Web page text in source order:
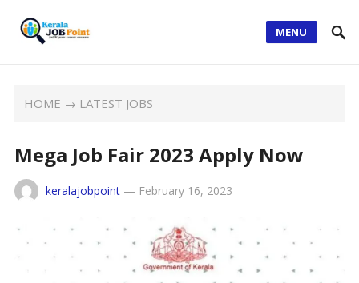
MENU
HOME → LATEST JOBS
Mega Job Fair 2023 Apply Now
keralajobpoint— February 16, 2023